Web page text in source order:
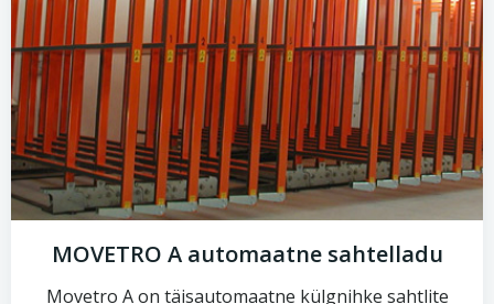
MOVETRO A automaatne sahtelladu
Movetro A on täisautomaatne külgnihke sahtlite